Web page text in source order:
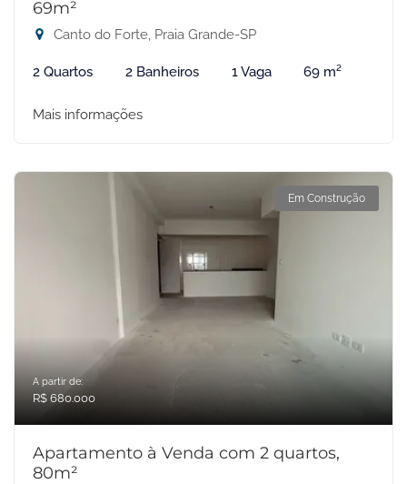
69m²
Canto do Forte, Praia Grande-SP
2 Quartos 2 Banheiros 1 Vaga 69 m²
Mais informações
Em Construção
A partir de:
R$ 680.000
Apartamento à Venda com 2 quartos,
80m²